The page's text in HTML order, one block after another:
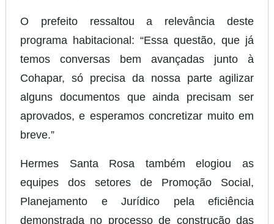
O prefeito ressaltou a relevância deste
programa habitacional: “Essa questão, que já
temos conversas bem avançadas junto à
Cohapar, só precisa da nossa parte agilizar
alguns documentos que ainda precisam ser
aprovados, e esperamos concretizar muito em
breve.”
Hermes Santa Rosa também elogiou as
equipes dos setores de Promoção Social,
Planejamento e Jurídico pela eficiência
demonstrada no processo de construção das